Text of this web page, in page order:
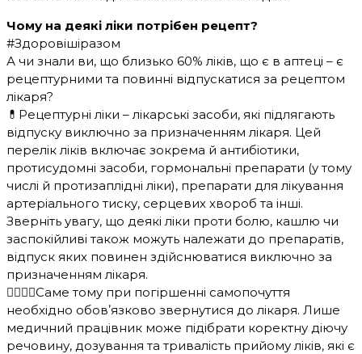
Чому на деякі ліки потрібен рецепт?
#Здоровішіразом
А чи знали ви, що близько 60% ліків, що є в аптеці – є
рецептурними та повинні відпускатися за рецептом
лікаря?
💊Рецептурні ліки – лікарські засоби, які підлягають
відпуску виключно за призначенням лікаря. Цей
перелік ліків включає зокрема й антибіотики,
протисудомні засоби, гормональні препарати (у тому
числі й протизаплідні ліки), препарати для лікування
артеріального тиску, серцевих хвороб та інші.
Зверніть увагу, що деякі ліки проти болю, кашлю чи
заспокійливі також можуть належати до препаратів,
відпуск яких повинен здійснюватися виключно за
призначенням лікаря.
👩‍⚕️👨‍⚕️Саме тому при погіршенні самопочуття
необхідно обовʼязково звернутися до лікаря. Лише
медичний працівник може підібрати коректну діючу
речовину, дозування та тривалість прийому ліків, які є